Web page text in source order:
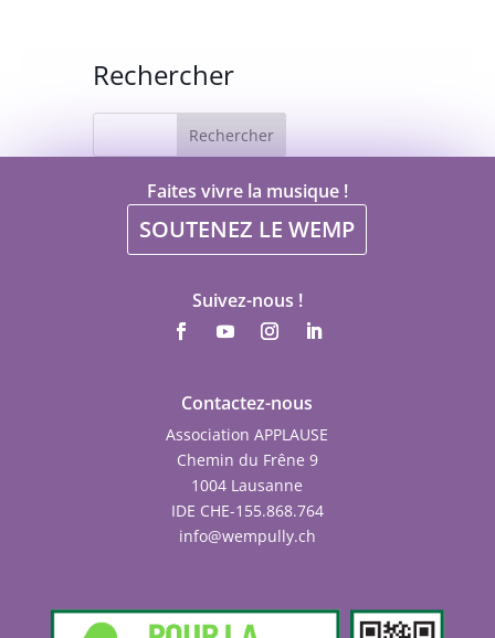
Rechercher
Faites vivre la musique !
SOUTENEZ LE WEMP
Suivez-nous !
Contactez-nous
Association APPLAUSE
Chemin du Frêne 9
1004 Lausanne
IDE CHE-155.868.764
info@wempully.ch